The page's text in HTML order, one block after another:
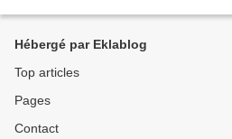
Hébergé par Eklablog
Top articles
Pages
Contact